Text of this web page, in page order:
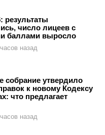
результаты
число лицеев с
баллами выросло
назад
собрание утвердило
к новому Кодексу
что предлагает
назад